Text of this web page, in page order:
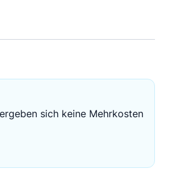
sich keine Mehrkosten